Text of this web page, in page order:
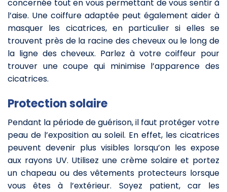
concernée tout en vous permettant de vous sentir à
l’aise. Une coiffure adaptée peut également aider à
masquer les cicatrices, en particulier si elles se
trouvent près de la racine des cheveux ou le long de
la ligne des cheveux. Parlez à votre coiffeur pour
trouver une coupe qui minimise l’apparence des
cicatrices.
Protection solaire
Pendant la période de guérison, il faut protéger votre
peau de l’exposition au soleil. En effet, les cicatrices
peuvent devenir plus visibles lorsqu’on les expose
aux rayons UV. Utilisez une crème solaire et portez
un chapeau ou des vêtements protecteurs lorsque
vous êtes à l’extérieur. Soyez patient, car les